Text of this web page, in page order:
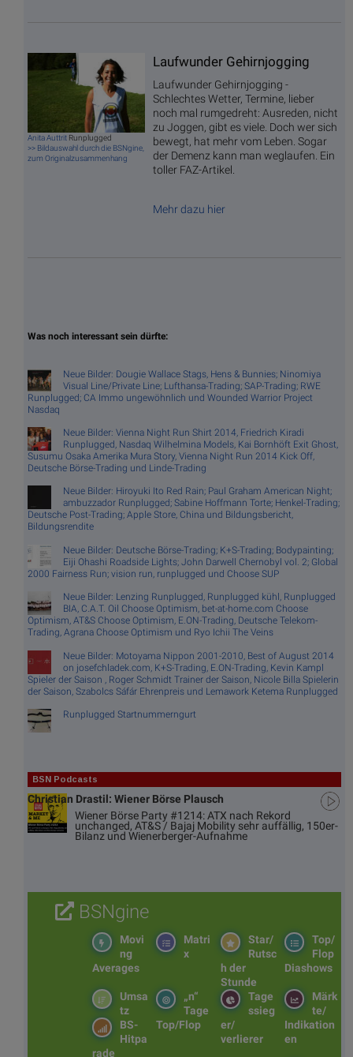
Laufwunder Gehirnjogging
Laufwunder Gehirnjogging -
Schlechtes Wetter, Termine, lieber
noch mal rumgedreht: Ausreden, nicht
zu Joggen, gibt es viele. Doch wer sich
bewegt, hat mehr vom Leben. Sogar
der Demenz kann man weglaufen. Ein
toller FAZ-Artikel.
Mehr dazu hier
Anita Auttrit Runplugged
>> Bildauswahl durch die BSNgine,
zum Originalzusammenhang
Was noch interessant sein dürfte:
Neue Bilder: Dougie Wallace Stags, Hens & Bunnies; Ninomiya
Visual Line/Private Line; Lufthansa-Trading; SAP-Trading; RWE
Runplugged; CA Immo ungewöhnlich und Wounded Warrior Project
Nasdaq
Neue Bilder: Vienna Night Run Shirt 2014, Friedrich Kiradi
Runplugged, Nasdaq Wilhelmina Models, Kai Bornhöft Exit Ghost,
Susumu Osaka Amerika Mura Story, Vienna Night Run 2014 Kick Off,
Deutsche Börse-Trading und Linde-Trading
Neue Bilder: Hiroyuki Ito Red Rain; Paul Graham American Night;
ambuzzador Runplugged; Sabine Hoffmann Torte; Henkel-Trading;
Deutsche Post-Trading; Apple Store, China und Bildungsbericht,
Bildungsrendite
Neue Bilder: Deutsche Börse-Trading; K+S-Trading; Bodypainting;
Eiji Ohashi Roadside Lights; John Darwell Chernobyl vol. 2; Global
2000 Fairness Run; vision run, runplugged und Choose SUP
Neue Bilder: Lenzing Runplugged, Runplugged kühl, Runplugged
BIA, C.A.T. Oil Choose Optimism, bet-at-home.com Choose
Optimism, AT&S Choose Optimism, E.ON-Trading, Deutsche Telekom-
Trading, Agrana Choose Optimism und Ryo Ichii The Veins
Neue Bilder: Motoyama Nippon 2001-2010, Best of August 2014
on josefchladek.com, K+S-Trading, E.ON-Trading, Kevin Kampl
Spieler der Saison , Roger Schmidt Trainer der Saison, Nicole Billa Spielerin
der Saison, Szabolcs Sáfár Ehrenpreis und Lemawork Ketema Runplugged
Runplugged Startnummerngurt
BSN Podcasts
Christian Drastil: Wiener Börse Plausch
Wiener Börse Party #1214: ATX nach Rekord
unchanged, AT&S / Bajaj Mobility sehr auffällig, 150er-
Bilanz und Wienerberger-Aufnahme
BSNgine
Top/
Flop
Diashows
Star/
Rutsc
h der
Stunde
Matri
x
Movi
ng
Averages
Märk
te/
Indikation
en
Tage
ssieg
er/
verlierer
„n“
Tage
Top/Flop
Umsa
tz
BS-
Hitpa
rade